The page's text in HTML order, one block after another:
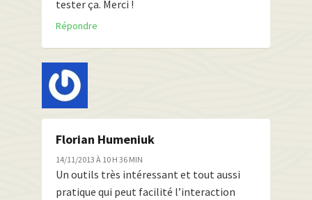
tester ça. Merci !
Répondre
Florian Humeniuk
14/11/2013 À 10 H 36 MIN
Un outils très intéressant et tout aussi
pratique qui peut facilité l’interaction